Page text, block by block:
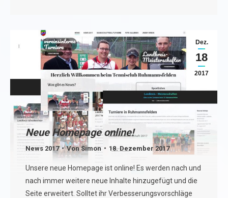
Dez.
18
2017
Neue Homepage online!
News 2017 VonSimon 18. Dezember 2017
Unsere neue Homepage ist online! Es werden nach und
nach immer weitere neue Inhalte hinzugefügt und die
Seite erweitert. Solltet ihr Verbesserungsvorschläge